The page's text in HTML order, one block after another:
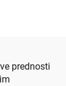
prednosti